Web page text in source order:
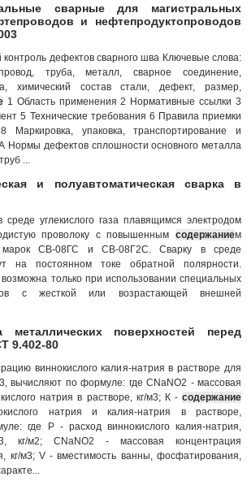
сварные для магистральных
и нефтепродуктопроводов
контроль дефектов сварного шва Ключевые слова:
труба, металл, сварное соединение,
химический состав стали, дефект, размер,
1 Область применения 2 Нормативные ссылки 3
5 Технические требования 6 Правила приемки
упаковка, транспортирование и
Нормы дефектов сплошности основного металла
...
и полуавтоматическая сварка в
среде углекислого газа плавящимся электродом
проволоку с повышенным содержанием
марок СВ-08ГС и СВ-08Г2С. Сварку в среде
на постоянном токе обратной полярности.
возможна только при использовании специальных
с жесткой или возрастающей внешней
металлических поверхностей перед
9.402-80
виннокислого калия-натрия в растворе для
вычисляют по формуле: где СNaNO2 - массовая
натрия в растворе, кг/м3; К - содержание
натрия и калия-натрия в растворе,
где Р - расход виннокислого калия-натрия,
кг/м2; СNaNO2 - массовая концентрация
кг/м3; V - вместимость ванны, фосфатирования,